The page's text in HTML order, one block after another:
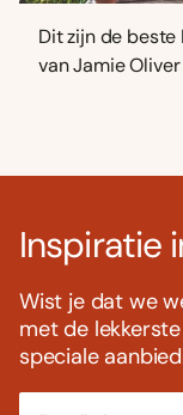
Dit zijn de beste
van Jamie Oliver
Inspiratie
Wist je dat we
met de
speciale